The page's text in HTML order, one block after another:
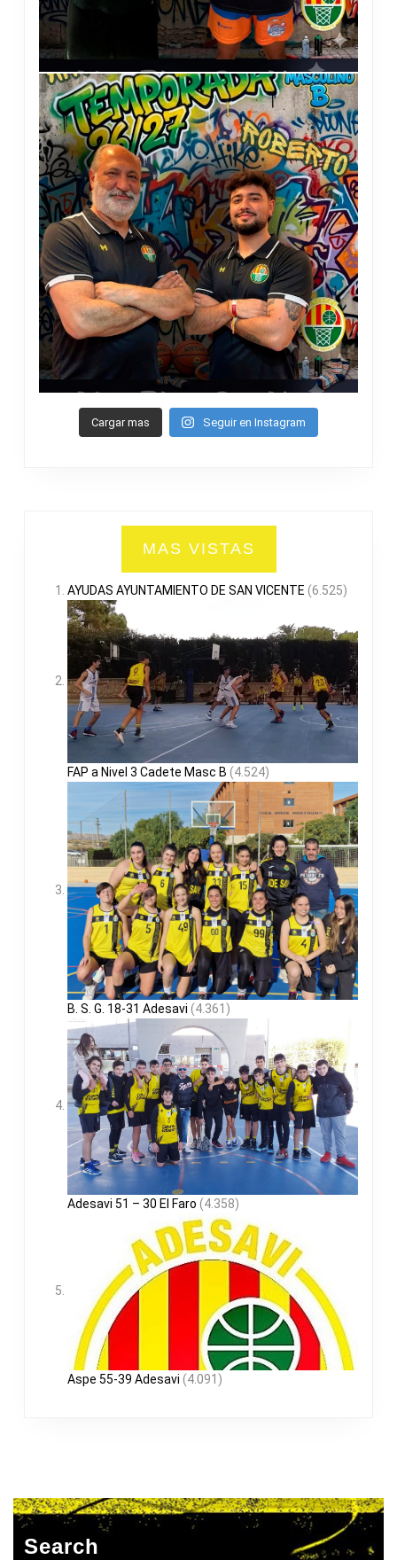
Cargar mas Seguir en Instagram
MAS VISTAS
AYUDAS AYUNTAMIENTO DE SAN VICENTE (6.525)
FAP a Nivel 3 Cadete Masc B (4.524)
B. S. G. 18-31 Adesavi (4.361)
Adesavi 51 – 30 El Faro (4.358)
Aspe 55-39 Adesavi (4.091)
Search